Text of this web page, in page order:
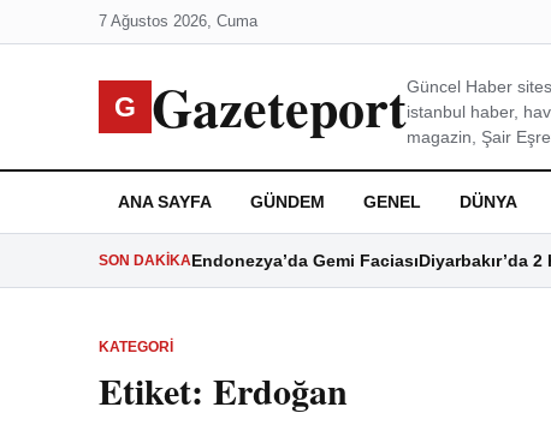
7 Ağustos 2026, Cuma
G GazeteportGüncel Haber
istanbul haber,
magazin, Şair
ANA SAYFA GÜNDEM GENEL DÜNYA
SON DAKIKAEndonezya’da Gemi FaciasıDiyarbakır’da
KATEGORI
Etiket: Erdoğan